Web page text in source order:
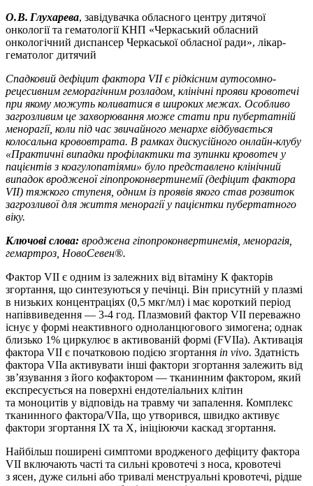
О. В. Глухарева, завідувачка обласного центру дитячої
онкології та гематології КНП «Черкаський обласний
онкологічний диспансер Черкаської обласної ради», лікар-
гематолог дитячий
Спадковий дефіцит фактора VII є рідкісним аутосомно-
рецесивним геморагічним розладом, клінічні прояви кровотечі
при якому можуть коливатися в широких межах. Особливо
загрозливим це захворювання може стати при пубертатній
менорагії, коли під час звичайного менархе відбувається
колосальна крововтрата. В рамках дискусійного онлайн-клубу
«Практичні випадки профілактики та зупинки кровотеч у
пацієнтів з коагулопатіями» було представлено клінічний
випадок вродженої гіпопроконвертинемії (де­фіцит фактора
VII) тяжкого ступеня, одним із проявів якого став розвиток
загрозливої для життя менорагії у пацієнтки пубертатного
віку.
Ключові слова: вроджена гіпопроконвертинемія, менорагія,
гемартроз, НовоСевен®.
Фактор VII є одним із залежних від вітаміну К факторів
згортання, що синтезуються у печінці. Він присутній у плазмі
в низьких концентраціях (0,5 мкг/мл) і має короткий період
напіввиведення — 3-4 год. Плазмовий фактор VII переважно
існує у формі неактивного одноланцюгового зимогена; однак
близько 1% циркулює в активованій формі (FVIIa). Активація
фактора VII є початковою подією згортання in vivo. Здатність
фактора VIIa активувати інші фактори згортання залежить від
зв’язування з його кофактором — тканинним фактором, який
експресується на поверхні ендотеліальних клітин
та моноцитів у відповідь на травму чи запалення. Комплекс
тканинного фактора/VIIa, що утворився, швидко активує
фактори згортання IX та X, ініціюючи каскад згортання.
Найбільш поширені симптоми вродженого дефіциту фактора
VII включають часті та сильні кровотечі з носа, кровотечі
з ясен, дуже сильні або тривалі менструальні кровотечі, рідше